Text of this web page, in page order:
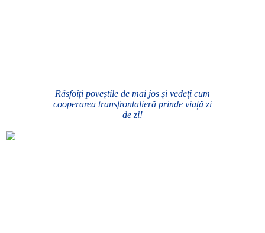
Răsfoiți poveștile de mai jos și vedeți cum
cooperarea transfrontalieră prinde viață zi
de zi!